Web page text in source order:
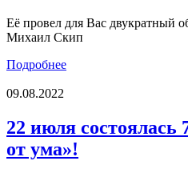
Её провел для Вас двукратный
Михаил Скип
Подробнее
09.08.2022
22 июля состоялась
от ума»!